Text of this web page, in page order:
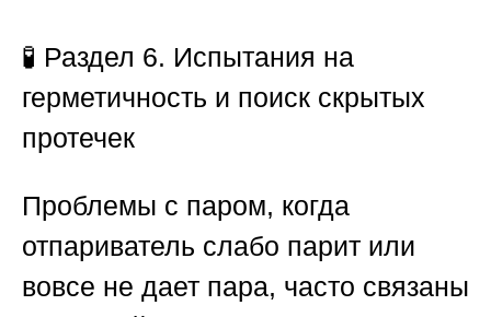
🧪 Раздел 6. Испытания на
герметичность и поиск скрытых
протечек
Проблемы с паром, когда
отпариватель слабо парит или
вовсе не дает пара, часто связаны